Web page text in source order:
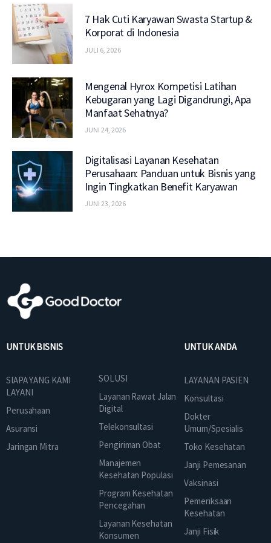
7 Hak Cuti Karyawan Swasta Startup &
Korporat di Indonesia
JULI 6, 2026
Mengenal Hyrox Kompetisi Latihan
Kebugaran yang Lagi Digandrungi, Apa
Manfaat Sehatnya?
JUNI 24, 2026
Digitalisasi Layanan Kesehatan
Perusahaan: Panduan untuk Bisnis yang
Ingin Tingkatkan Benefit Karyawan
JUNI 23, 2026
UNTUK BISNIS
SIAPA YANG KAMI
LAYANI
Perusahaan
Asuransi
Jaringan Mitra
SOLUSI
Layanan Rawat Jalan
Digital
Telekonsultasi
Pengiriman Obat
Manajemen
Kesehatan Populasi
Program Kesehatan
Pencegahan
Layanan Kesehatan
Konsumen
UNTUK ANDA
LAYANAN PASIEN
Konsultasi
Dokter
Umum/Spesialis
Toko Kesehatan
Janji Pemesanan
Vaksinasi
Pemeriksaan
Kesehatan
Janji Fisik